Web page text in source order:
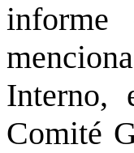
informe
Interno,
Comité